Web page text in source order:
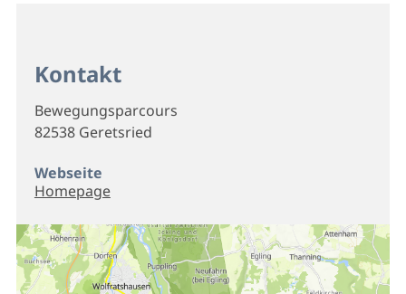
Kontakt
Bewegungsparcours
82538 Geretsried
Webseite
Homepage